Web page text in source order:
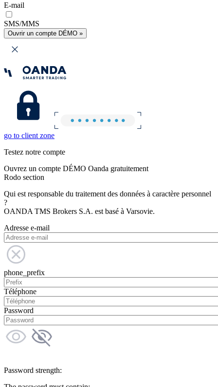
E-mail
SMS/MMS
Ouvrir un compte DÉMO »
go to client zone
Testez notre compte
Ouvrez un compte DÉMO Oanda gratuitement
Rodo section
Qui est responsable du traitement des données à caractère personnel
?
OANDA TMS Brokers S.A. est basé à Varsovie.
Adresse e-mail
phone_prefix
Téléphone
Password
Password strength: